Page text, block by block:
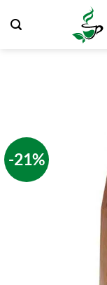
Inhalt
-21%